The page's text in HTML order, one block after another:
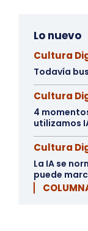
Lo nuevo
Cultura
Todavía
Cultura
4
utilizamos
Cultura
La IA se
puede
▏